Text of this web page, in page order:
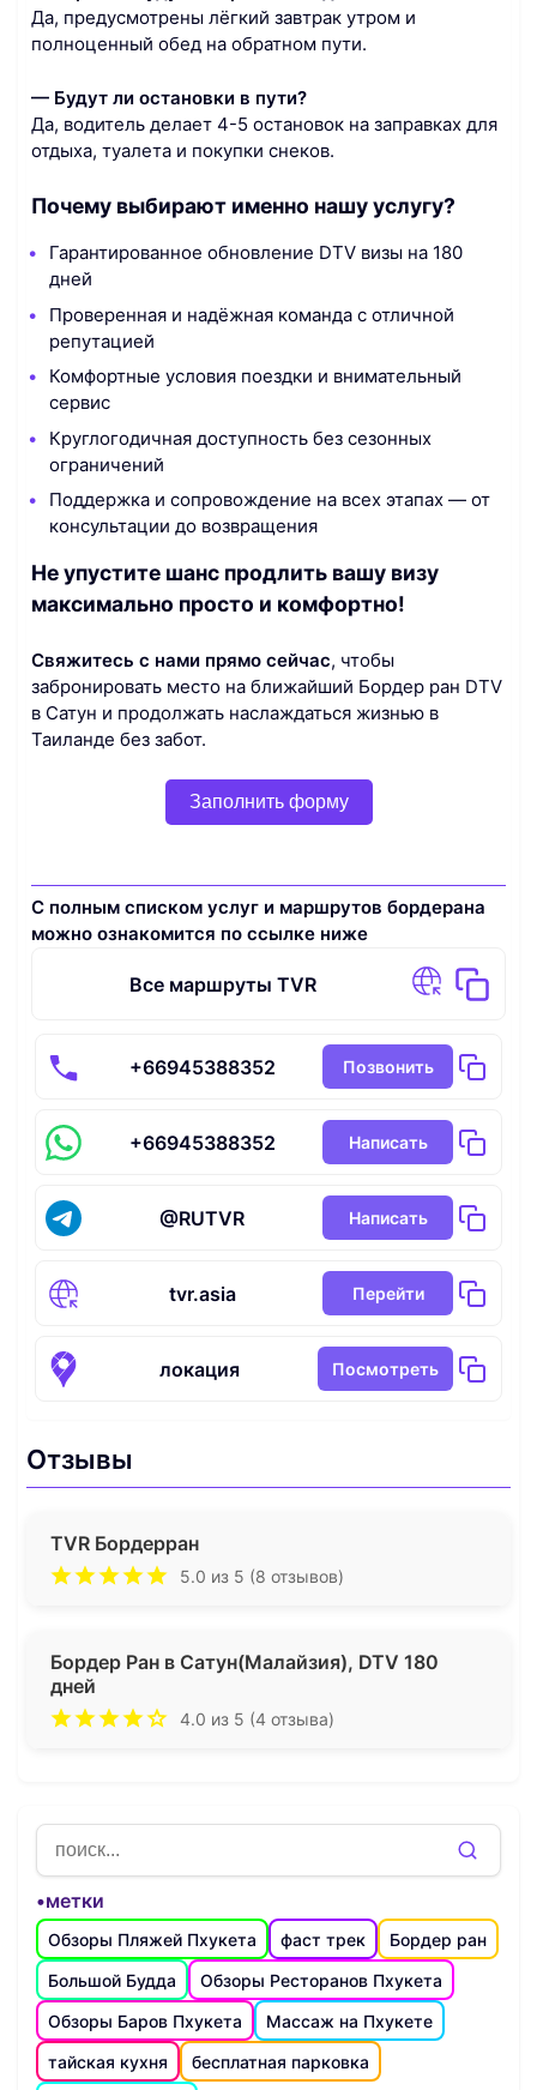
Да, предусмотрены лёгкий завтрак утром и
полноценный обед на обратном пути.
— Будут ли остановки в пути?
Да, водитель делает 4-5 остановок на заправках для
отдыха, туалета и покупки снеков.
Почему выбирают именно нашу услугу?
Гарантированное обновление DTV визы на 180
дней
Проверенная и надёжная команда с отличной
репутацией
Комфортные условия поездки и внимательный
сервис
Круглогодичная доступность без сезонных
ограничений
Поддержка и сопровождение на всех этапах — от
консультации до возвращения
Не упустите шанс продлить вашу визу
максимально просто и комфортно!
Свяжитесь с нами прямо сейчас, чтобы
забронировать место на ближайший Бордер ран DTV
в Сатун и продолжать наслаждаться жизнью в
Таиланде без забот.
Заполнить форму
С полным списком услуг и маршрутов бордерана
можно ознакомится по ссылке ниже
Все маршруты TVR
+66945388352 Позвонить
+66945388352 Написать
@RUTVR Написать
tvr.asia Перейти
локация Посмотреть
Отзывы
TVR Бордерран
5.0 из 5 (8 отзывов)
Бордер Ран в Сатун(Малайзия), DTV 180
дней
4.0 из 5 (4 отзыва)
•метки
Обзоры Пляжей Пхукета фаст трек
Бордер ран
Большой Будда
Обзоры Ресторанов Пхукета
Обзоры Баров Пхукета
Массаж на Пхукете
тайская кухня
бесплатная парковка